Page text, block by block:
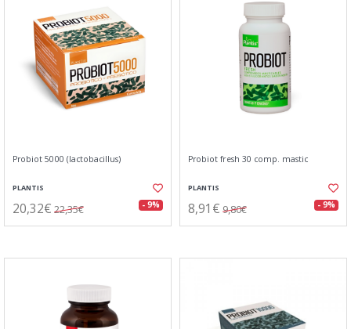
Probiot 5000 (lactobacillus)
PLANTIS
20,32€ 22,35€ - 9%
Probiot fresh 30 comp. mastic
PLANTIS
8,91€ 9,80€ - 9%